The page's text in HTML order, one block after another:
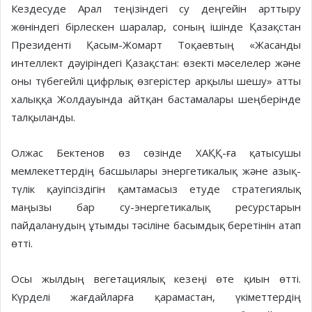
Кездесуде Арал теңізіндегі су деңгейін арттыру
жөніндегі бірлескен шаралар, соның ішінде Қазақстан
Президенті Қасым-Жомарт Тоқаевтың «Жасанды
интеллект дәуіріндегі Қазақстан: өзекті мәселелер және
оны түбегейлі цифрлық өзгерістер арқылы шешу» атты
халыққа Жолдауында айтқан бастамалары шеңберінде
талқыланды.
Олжас Бектенов өз сөзінде ХАҚҚ-ға қатысушы
мемлекеттердің басшылары энергетикалық және азық-
түлік қауіпсіздігін қамтамасыз етуде стратегиялық
маңызы бар су-энергетикалық ресурстарын
пайдаланудың ұтымды тәсіліне басымдық беретінін атап
өтті.
Осы жылдың вегетациялық кезеңі өте қиын өтті.
Күрделі жағдайларға қарамастан, үкіметтердің